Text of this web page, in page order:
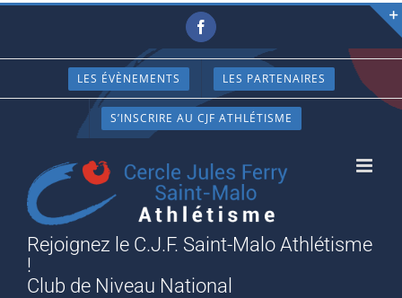
Passer
contenu
Facebook
LES ÉVÈNEMENTS LES PARTENAIRES
S’INSCRIRE AU CJF ATHLÉTISME
Rejoignez le C.J.F. Saint-Malo Athlétisme
!
Club de Niveau National